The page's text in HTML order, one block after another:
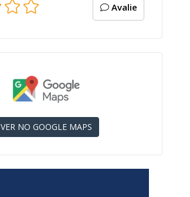
Avalie
VER NO GOOGLE MAPS